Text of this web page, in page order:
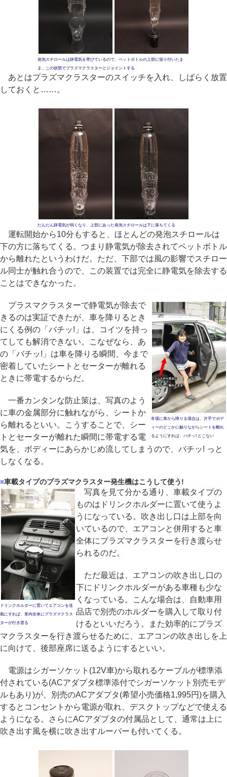
発泡スチロールは静電気を帯びているので、ペットボトルの上部に張り付いたま
ま。この状態でプラズマクラスターとジョイントする
あとはプラズマクラスターのスイッチを入れ、しばらく放置
しておくと……。
だんだん静電気が弱くなり、上部にあった発泡スチロールは下に落ちてくる
運転開始から10分もすると、ほとんどの発泡スチロールは
下の方に落ちてくる。つまり静電気が除去されてペットボトル
から離れたというわけだ。ただ、下部では風の影響でスチロー
ル同士が触れ合うので、この装置では完全に静電気を除去する
ことはできなかった。
冬場に車から降りる場合は、片手でボデ
ィーのどこかに触りながらシートを離れ
るようにすれば、バチッ! とこない
プラスマクラスターで静電気が除去で
きるのは実証できたが、車を降りるとき
にくる例の「バチッ!」は、コイツを持っ
てしても解消できない。こなぜなら、あ
の「バチッ!」は車を降りる瞬間、今まで
密着していたシートとセーターが離れる
ときに帯電するからだ。
一番カンタンな防止策は、写真のよう
に車の金属部分に触れながら、シートか
ら離れるといい。こうすることで、シー
トとセーターが離れた瞬間に帯電する電
気を、ボディーにあらかじめ流してしまうので、バチッ! っと
しなくなる。
■車載タイプのプラズマクラスター発生機はこうして使う!
ドリンクホルダーに置いてエアコンを送
風にすれば、車内全体にプラズマクラス
ターが行き渡る
写真を見て分かる通り、車載タイプの
ものはドリンクホルダーに置いて使うよ
うになっている。吹き出し口は上部を向
いているので、エアコンと併用すると車
全体にプラズマクラスターを行き渡らせ
られるのだ。
ただ最近は、エアコンの吹き出し口の
下にドリンクホルダーがある車種も少な
くなっている。こんな場合は、自動車用
品店で別売のホルダーを購入して取り付
けるといいだろう。また効率的にプラズ
マクラスターを行き渡らせるために、エアコンの吹き出しを上
に向けて、後部座席に送るようにするといい。
電源はシガーソケット(12V車)から取れるケーブルが標準添
付されている(ACアダプタ標準添付でシガーソケット別売モデ
ルもあり)が、別売のACアダプタ(希望小売価格1,995円)を購入
するとコンセントから電源が取れ、デスクトップなどで使える
ようになる。さらにACアダプタの付属品として、通常は上に
吹き出す風を横に吹き出すルーバーも付いてくる。